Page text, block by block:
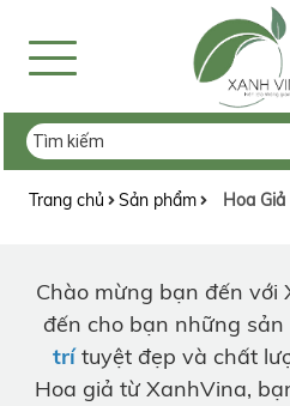
Trang chủ Sản phẩm Hoa Giả
Chào mừng bạn đến với
đến cho bạn những sản
trítuyệt đẹp và chất
Hoa giả từ XanhVina,